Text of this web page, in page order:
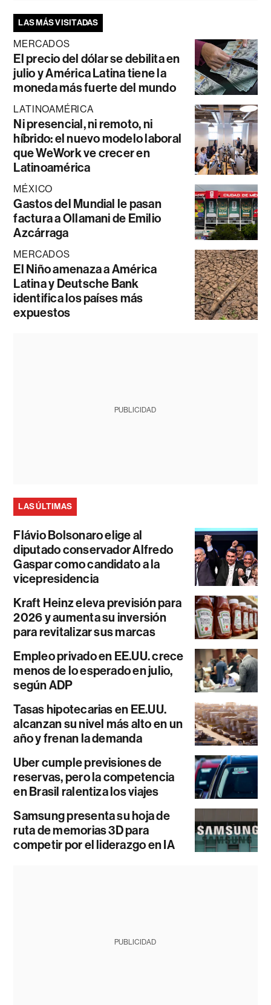
LAS MÁS VISITADAS
MERCADOS
El precio del dólar se debilita en
julio y América Latina tiene la
moneda más fuerte del mundo
LATINOAMÉRICA
Ni presencial, ni remoto, ni
híbrido: el nuevo modelo laboral
que WeWork ve crecer en
Latinoamérica
MÉXICO
Gastos del Mundial le pasan
factura a Ollamani de Emilio
Azcárraga
MERCADOS
El Niño amenaza a América
Latina y Deutsche Bank
identifica los países más
expuestos
PUBLICIDAD
LAS ÚLTIMAS
Flávio Bolsonaro elige al
diputado conservador Alfredo
Gaspar como candidato a la
vicepresidencia
Kraft Heinz eleva previsión para
2026 y aumenta su inversión
para revitalizar sus marcas
Empleo privado en EE.UU. crece
menos de lo esperado en julio,
según ADP
Tasas hipotecarias en EE.UU.
alcanzan su nivel más alto en un
año y frenan la demanda
Uber cumple previsiones de
reservas, pero la competencia
en Brasil ralentiza los viajes
Samsung presenta su hoja de
ruta de memorias 3D para
competir por el liderazgo en IA
PUBLICIDAD